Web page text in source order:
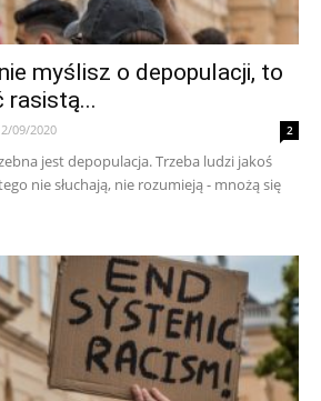
myślisz o depopulacji, to
rasistą...
09/2020 2
jest depopulacja. Trzeba ludzi jakoś
nie słuchają, nie rozumieją - mnożą się